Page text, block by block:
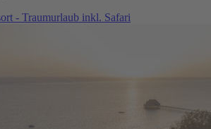
- Traumurlaub inkl. Safari